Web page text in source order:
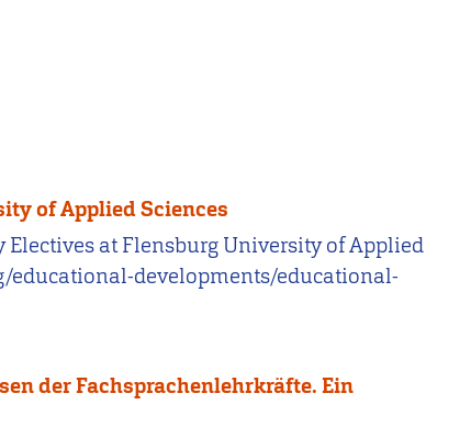
of Applied Sciences
at Flensburg University of Applied
educational-developments/educational-
der Fachsprachenlehrkräfte. Ein